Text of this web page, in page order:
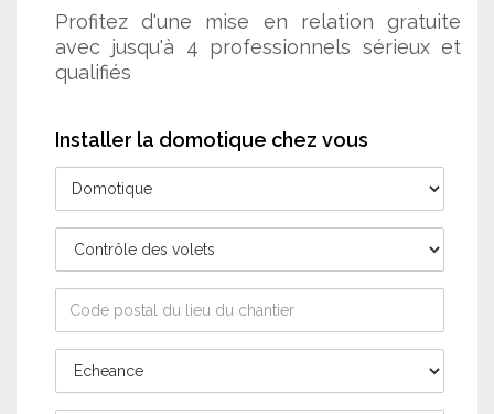
Profitez d'une mise en relation gratuite
avec jusqu'à 4 professionnels sérieux et
qualifiés
Installer la domotique chez vous